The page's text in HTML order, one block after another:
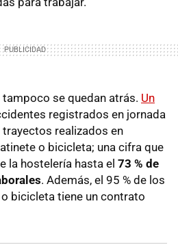
se quedan atrás. Un
registrados en jornada
trayectos realizados en
o bicicleta; una cifra que
la hostelería hasta el 73 % de
. Además, el 95 % de los
bicicleta tiene un contrato